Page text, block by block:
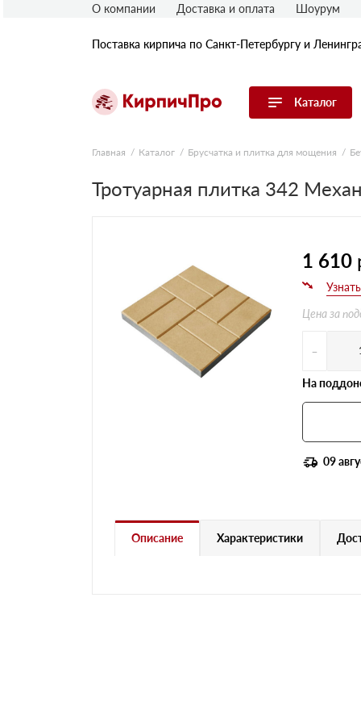
Поставка кирпича по Санкт-Петербургу и
Каталог
Перейти в каталог
Строительный (рядовой) кирпич
Фасадная плитка, камень, декор
Печной кирпич
Брусчатка и мощение
Кладочные смеси
О компании Доставка и оплата Шоурум
Главная Каталог Брусчатка и плитка для мощения
Тротуарная плитка 342
1 610
Цена за
-
На
09
Описание Характеристики